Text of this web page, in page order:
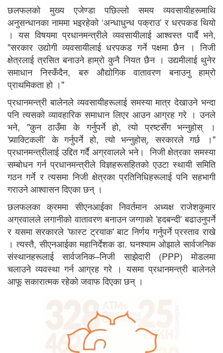
छलफलको मुख्य एजेण्डा पछिल्लो समय व्यवसायीहरूमाथि
अनुसन्धानका नाममा भइरहेको ‘अन्धाधुन्ध पक्राउ’ र धरपकड थियो
। यस विषयमा प्रधानमन्त्रीले व्यवसायीलाई आश्वस्त पार्दै भने,
"सरकार उद्योगी व्यवसायीलाई धरपकड गर्ने पक्षमा छैन । निजी
क्षेत्रलाई त्रसित बनाउने हाम्रो कुनै नियत छैन । उद्यमीलाई थुनेर
समाधान निस्कँदैन, बरु औद्योगिक वातावरण बनाउनु हाम्रो
प्राथमिकता हो ।"
प्रधानमन्त्री बालेनले व्यवसायीहरूलाई समस्या मात्र देखाउने भन्दा
पनि त्यसको व्यावहारिक समाधान लिएर आउन आग्रह गरे । उनले
भने, "कुन ठाउँमा के गर्नुपर्ने हो, त्यो प्रष्टसँग भन्नुहोस् ।
'प्र्याक्टिकली' के गर्नुपर्ने हो, त्यो भन्नुहोस्, सरकारले गर्छ ।"
प्रधानमन्त्रीलाई उद्दित गर्दै अग्रवालले भने। निजी क्षेत्रका समस्या
सम्बोधन गर्न प्रधानमन्त्रीले विज्ञहरूसहितको एउटा स्थायी समिति
गठन गर्ने र त्यसमा निजी क्षेत्रका प्रतिनिधिहरूलाई पनि सहभागी
गराउने आश्वासन दिएका छन् ।
छलफलका क्रममा सीएनआईका निवर्तमान अध्यक्ष राजेशकुमार
अग्रवालले लगानीको वातावरण बनाउन जग्गाको 'हदबन्दी' बढाउनुपर्ने
र यसमा सरकारले 'फास्ट ट्रयाक' बाट निर्णय गर्नुपर्ने प्रस्ताव राखे
। त्यस्तै, सीएनआईका महानिर्देशक डा. घनश्याम ओझाले सार्वजनिक
संस्थानहरूलाई सार्वजनिक–निजी साझेदारी (PPP) मोडलमा
चलाउने व्यवस्था गर्न आग्रह गरे । यसमा प्रधानमन्त्री बालेनले
आफू सकारात्मक रहेको जवाफ दिएका छन् ।